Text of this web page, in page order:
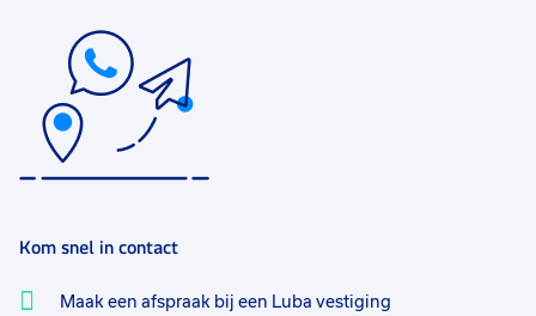
Kom snel in contact
Maak een afspraak bij een Luba vestiging